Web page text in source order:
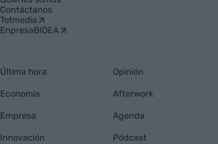
Contáctanos
Totmedia
EnpresaBIDEA
Última hora
Economía
Empresa
Innovación
Opinión
Afterwork
Agenda
Pódcast